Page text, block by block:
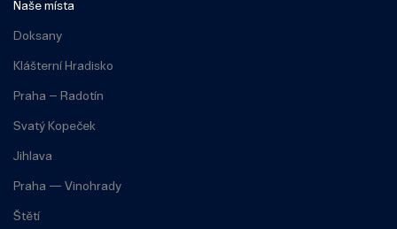
Naše místa
Doksany
Klášterní Hradisko
Praha – Radotín
Svatý Kopeček
Jihlava
Praha — Vinohrady
Štětí